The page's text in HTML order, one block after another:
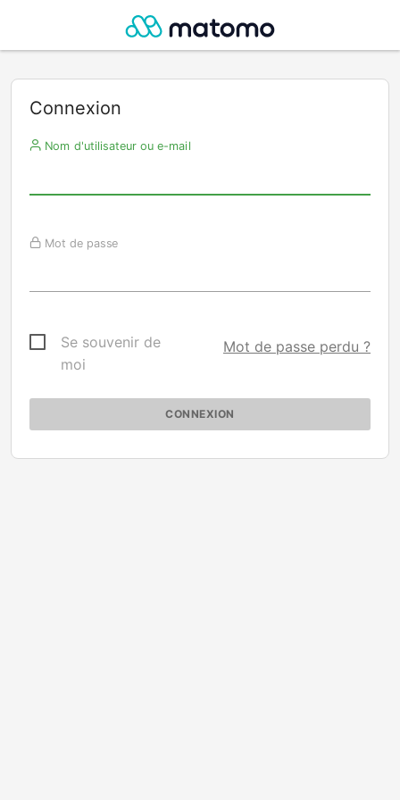
Connexion
Nom d'utilisateur ou e-mail
Mot de passe
Se souvenir de
moi
Mot de passe perdu ?